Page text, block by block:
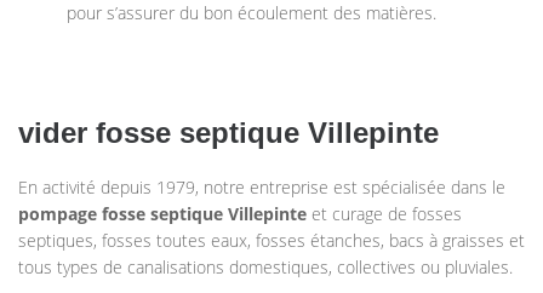
pour s’assurer du bon écoulement des matières.
vider fosse septique Villepinte
En activité depuis 1979, notre entreprise est spécialisée dans le
pompage fosse septique Villepinte et curage de fosses
septiques, fosses toutes eaux, fosses étanches, bacs à graisses et
tous types de canalisations domestiques, collectives ou pluviales.